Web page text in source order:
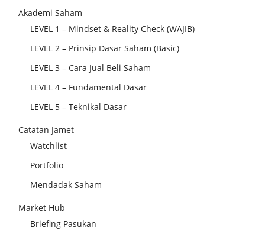
Akademi Saham
LEVEL 1 – Mindset & Reality Check (WAJIB)
LEVEL 2 – Prinsip Dasar Saham (Basic)
LEVEL 3 – Cara Jual Beli Saham
LEVEL 4 – Fundamental Dasar
LEVEL 5 – Teknikal Dasar
Catatan Jamet
Watchlist
Portfolio
Mendadak Saham
Market Hub
Briefing Pasukan